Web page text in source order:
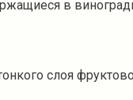
в
слоя